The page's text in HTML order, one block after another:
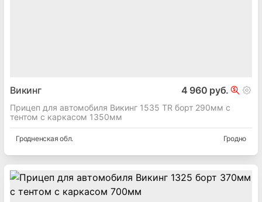
Викинг 4 960 руб.
Прицеп для автомобиля Викинг 1535 TR борт 290мм с
тентом с каркасом 1350мм
Гродненская обл. Гродно